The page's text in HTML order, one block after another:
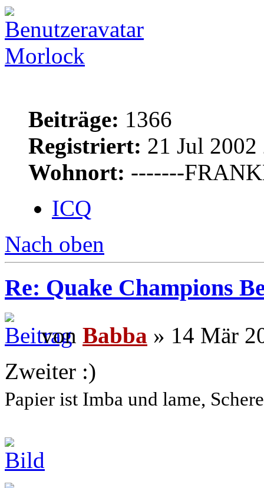
Morlock
Beiträge: 1366
Registriert: 21 Jul 2002
Wohnort: -------
ICQ
Nach oben
Re: Quake Champions
von Babba » 14 Mär
Zweiter :)
Papier ist Imba und lame,